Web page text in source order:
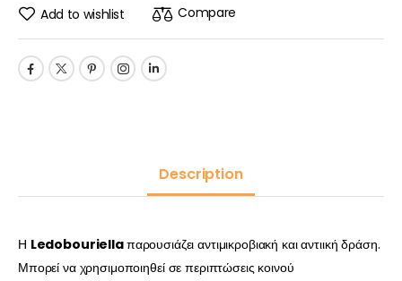
Add to wishlist Compare
Description
Η Ledobouriellaπαρουσιάζει αντιμικροβιακή και αντιική δράση.
Μπορεί να χρησιμοποιηθεί σε περιπτώσεις κοινού